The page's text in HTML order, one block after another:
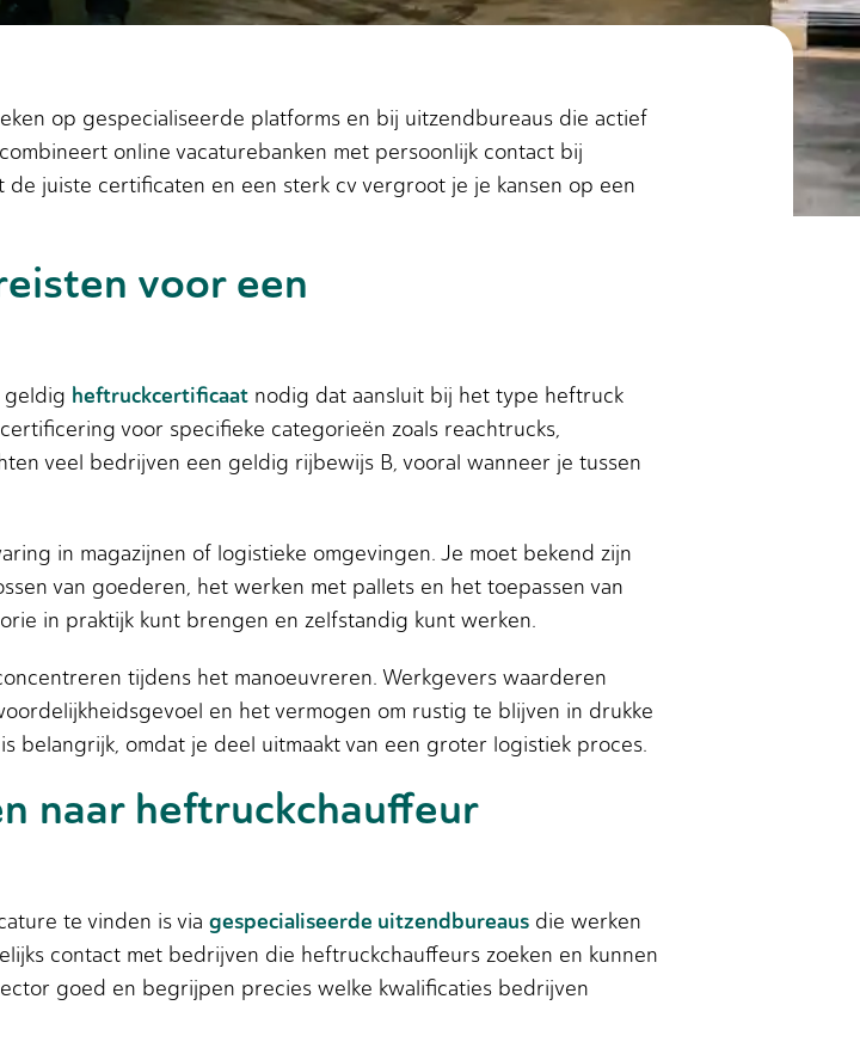
op gespecialiseerde platforms en bij uitzendbureaus die actief
online vacaturebanken met persoonlijk contact bij
juiste certificaten en een sterk cv vergroot je je kansen op een
voor een
geldig heftruckcertificaat nodig dat aansluit bij het type heftruck
voor specifieke categorieën zoals reachtrucks,
veel bedrijven een geldig rijbewijs B, vooral wanneer je tussen
in magazijnen of logistieke omgevingen. Je moet bekend zijn
van goederen, het werken met pallets en het toepassen van
in praktijk kunt brengen en zelfstandig kunt werken.
tijdens het manoeuvreren. Werkgevers waarderen
en het vermogen om rustig te blijven in drukke
belangrijk, omdat je deel uitmaakt van een groter logistiek proces.
naar heftruckchauffeur
te vinden is via gespecialiseerde uitzendbureaus die werken
contact met bedrijven die heftruckchauffeurs zoeken en kunnen
goed en begrijpen precies welke kwalificaties bedrijven